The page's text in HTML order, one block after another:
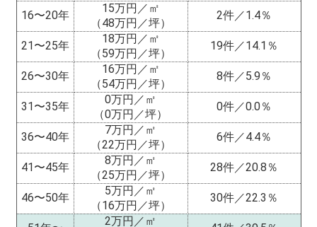
16〜20年
15万円／㎡
（48万円／坪）
2件／1.4％
21〜25年
18万円／㎡
（59万円／坪）
19件／14.1％
26〜30年
16万円／㎡
（54万円／坪）
8件／5.9％
31〜35年
0万円／㎡
（0万円／坪）
0件／0.0％
36〜40年
7万円／㎡
（22万円／坪）
6件／4.4％
41〜45年
8万円／㎡
（25万円／坪）
28件／20.8％
46〜50年
5万円／㎡
（16万円／坪）
30件／22.3％
2万円／㎡